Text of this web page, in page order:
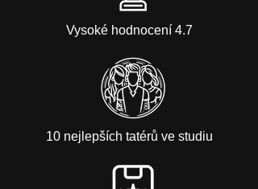
Vysoké hodnocení 4.7
10 nejlepších tatérů ve studiu